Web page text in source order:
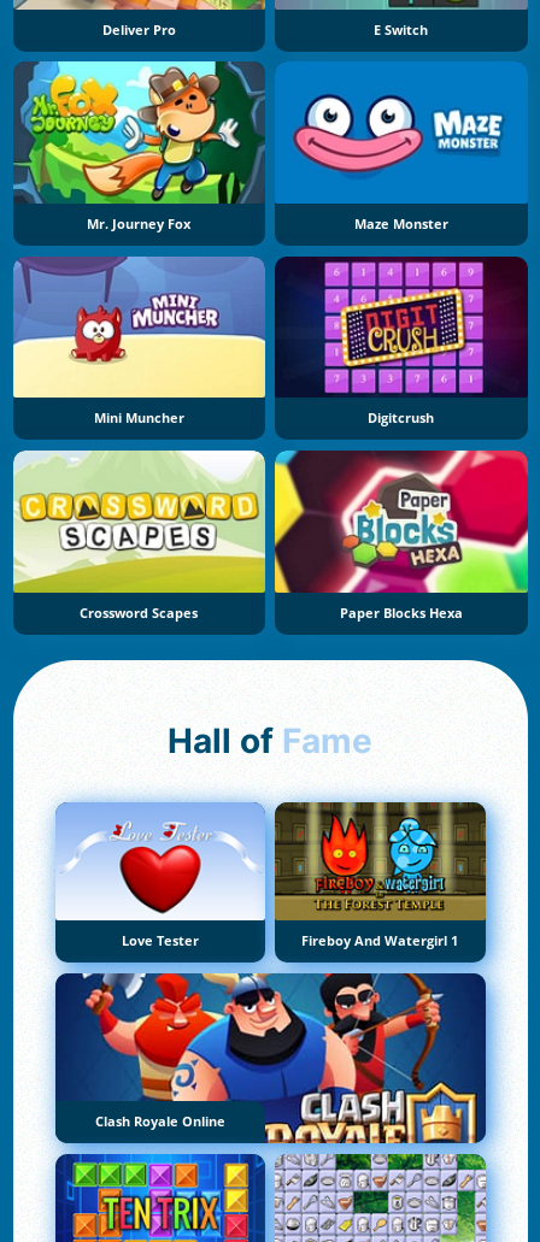
Deliver Pro E Switch
Mr. Journey Fox Maze Monster
Mini Muncher Digitcrush
Crossword Scapes Paper Blocks Hexa
Hall of Fame
Love Tester Fireboy And Watergirl 1
Clash Royale Online